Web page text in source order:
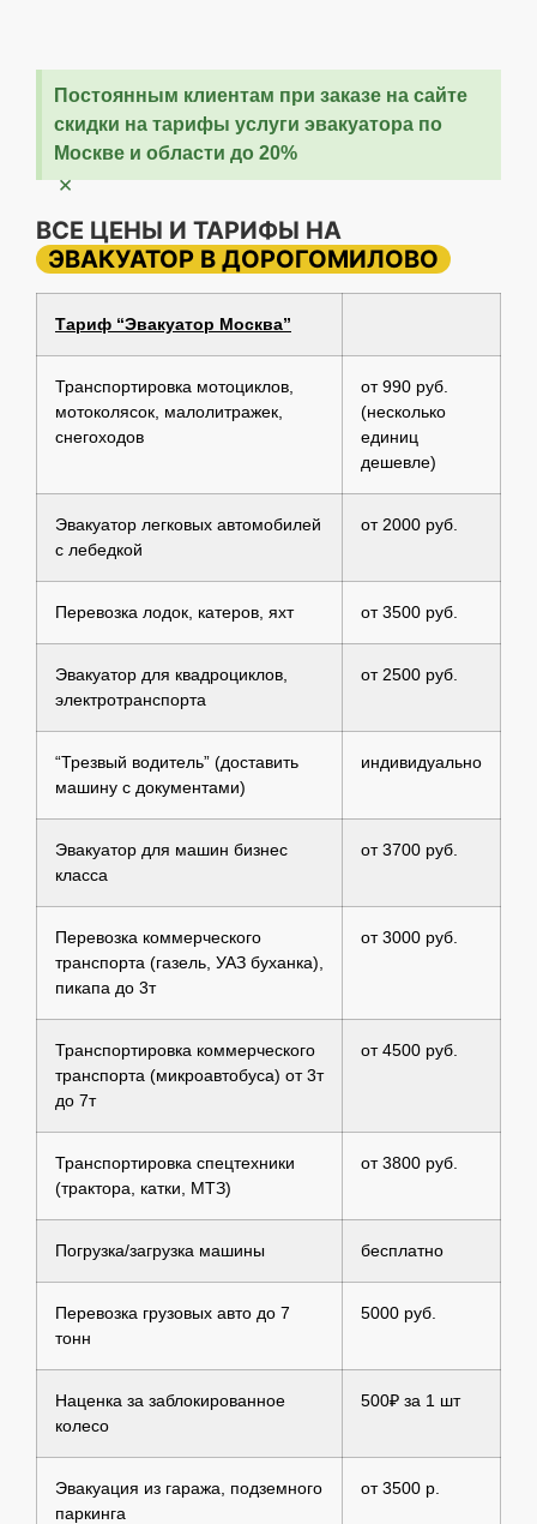
Постоянным клиентам при заказе на сайте
скидки на тарифы услуги эвакуатора по
Москве и области до 20%
×
ВСЕ ЦЕНЫ И ТАРИФЫ НА
ЭВАКУАТОР В ДОРОГОМИЛОВО
Тариф “Эвакуатор Москва”
Транспортировка мотоциклов,
мотоколясок, малолитражек,
снегоходов
от 990 руб.
(несколько
единиц
дешевле)
Эвакуатор легковых автомобилей
с лебедкой
от 2000 руб.
Перевозка лодок, катеров, яхт от 3500 руб.
Эвакуатор для квадроциклов,
электротранспорта
от 2500 руб.
“Трезвый водитель” (доставить
машину с документами)
индивидуально
Эвакуатор для машин бизнес
класса
от 3700 руб.
Перевозка коммерческого
транспорта (газель, УАЗ буханка),
пикапа до 3т
от 3000 руб.
Транспортировка коммерческого
транспорта (микроавтобуса) от 3т
до 7т
от 4500 руб.
Транспортировка спецтехники
(трактора, катки, МТЗ)
от 3800 руб.
Погрузка/загрузка машины бесплатно
Перевозка грузовых авто до 7
тонн
5000 руб.
Наценка за заблокированное
колесо
500₽ за 1 шт
Эвакуация из гаража, подземного
паркинга
от 3500 р.